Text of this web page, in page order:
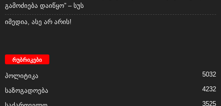
გამოძიება დაიწყო” – სუს
იმედია, ასე არ არის!
რუბრიკები
პოლიტიკა 5032
საზოგადოება 4232
3525